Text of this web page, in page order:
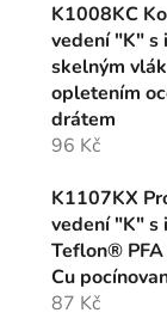
K1008KC
vedení "K" s
skelným
opletením
drátem
96 Kč
K1107KX
vedení "K" s
Teflon®
Cu
87 Kč